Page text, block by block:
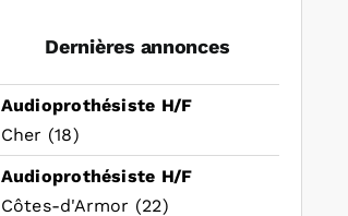
Dernières annonces
Audioprothésiste H/F
Cher (18)
Audioprothésiste H/F
Côtes-d'Armor (22)